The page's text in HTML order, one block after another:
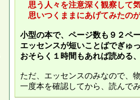
思う人々を注意深く観察して
思いつくままにあげてみたの
小型の本で、ページ数も９２ペ
エッセンスが短いことばでぎゅ
おそらく１時間もあれば読める
ただ、エッセンスのみなので、
一度本を確認してから、読んで